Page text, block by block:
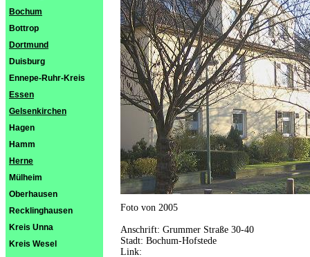
Bochum
Bottrop
Dortmund
Duisburg
Ennepe-Ruhr-Kreis
Essen
Gelsenkirchen
Hagen
Hamm
Herne
Mülheim
Oberhausen
Recklinghausen
Kreis Unna
Kreis Wesel
Foto von 2005
Anschrift: Grummer Straße 30-40
Stadt: Bochum-Hofstede
Link: